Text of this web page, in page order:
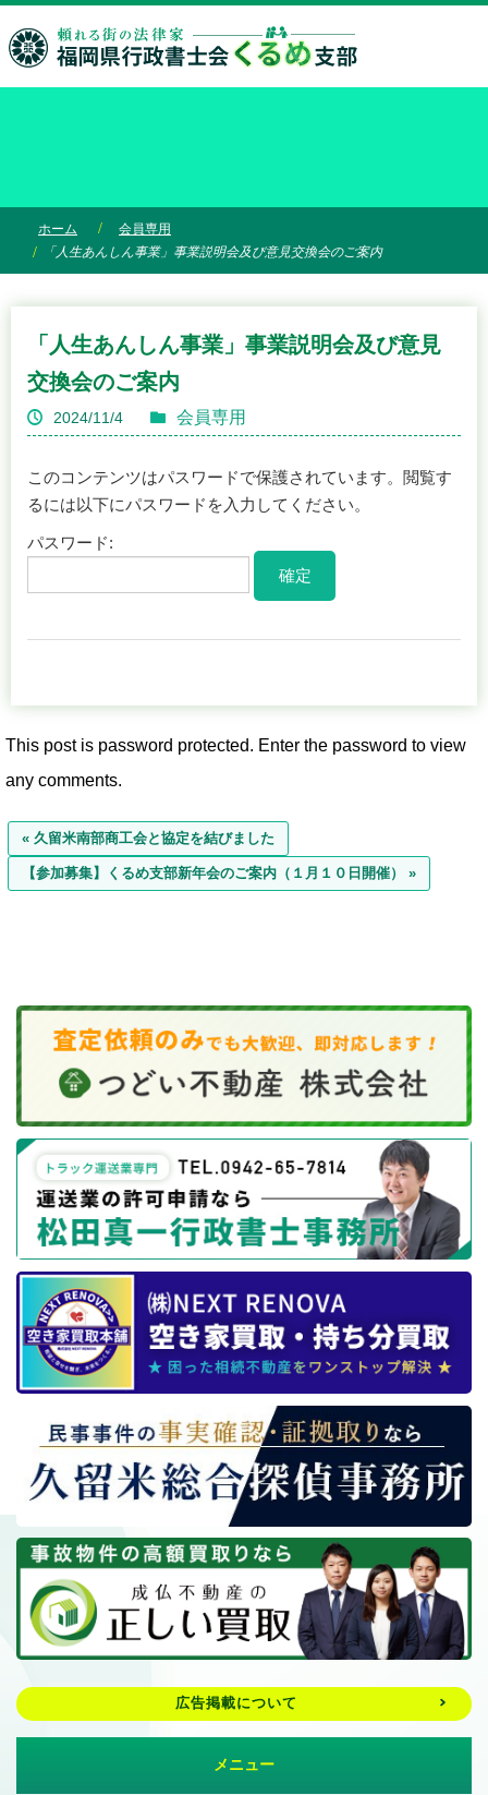
ホーム
会員専用
「人生あんしん事業」事業説明会及び意見交換会のご案内
「人生あんしん事業」事業説明会及び意見
交換会のご案内
2024/11/4 会員専用
このコンテンツはパスワードで保護されています。閲覧す
るには以下にパスワードを入力してください。
パスワード:
This post is password protected. Enter the password to view
any comments.
« 久留米南部商工会と協定を結びました
【参加募集】くるめ支部新年会のご案内（１月１０日開催） »
広告掲載について
メニュー